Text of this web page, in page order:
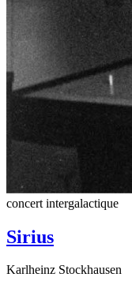
concert intergalactique
Sirius
Karlheinz Stockhausen